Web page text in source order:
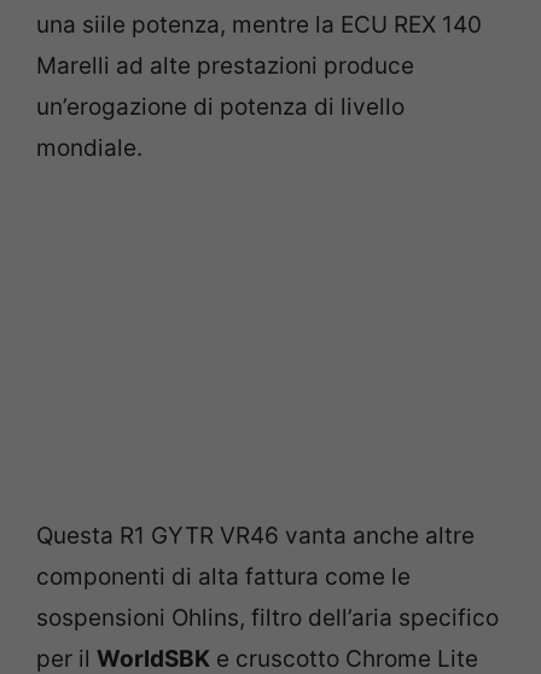
una siile potenza, mentre la ECU REX 140
Marelli ad alte prestazioni produce
un’erogazione di potenza di livello
mondiale.
Questa R1 GYTR VR46 vanta anche altre
componenti di alta fattura come le
sospensioni Ohlins, filtro dell’aria specifico
per il WorldSBK e cruscotto Chrome Lite